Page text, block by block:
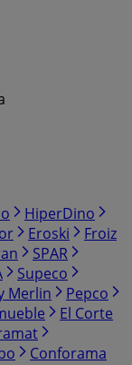
HiperDino
Eroski
Froiz
SPAR
Supeco
Merlin
Pepco
El Corte
Conforama